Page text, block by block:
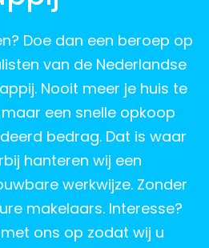
Doe dan een beroep op
van de Nederlandse
Nooit meer je huis te
een snelle opkoop
bedrag. Dat is waar
hanteren wij een
werkwijze. Zonder
makelaars. Interesse?
ons op zodat wij u